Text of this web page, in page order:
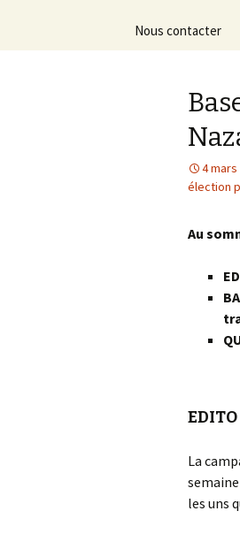
contenu
Nous contacter
4 mars
élection
Au
EDITO
La
les uns